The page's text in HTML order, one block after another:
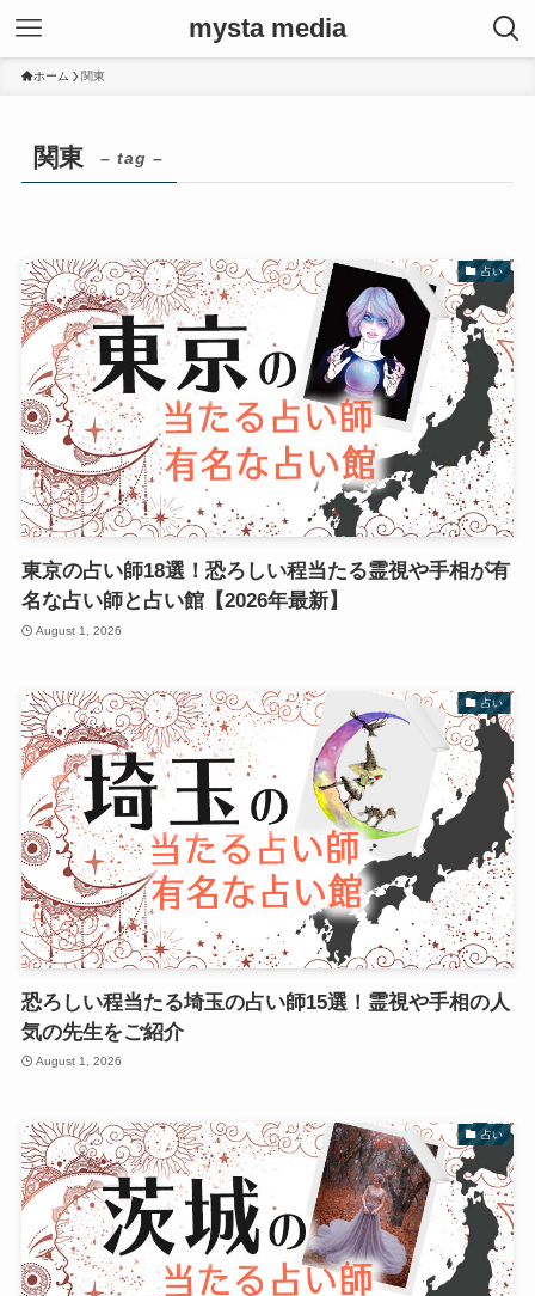
mysta media
ホーム 関東
関東 – tag –
占い
東京の占い師18選！恐ろしい程当たる霊視や手相が有
名な占い師と占い館【2026年最新】
August 1, 2026
占い
恐ろしい程当たる埼玉の占い師15選！霊視や手相の人
気の先生をご紹介
August 1, 2026
占い